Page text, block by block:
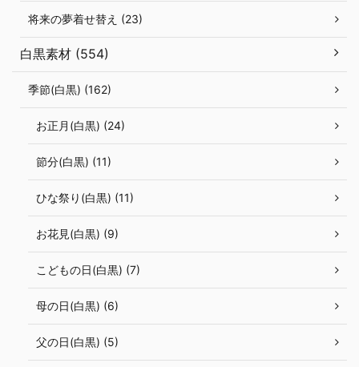
将来の夢着せ替え (23)
白黒素材 (554)
季節(白黒) (162)
お正月(白黒) (24)
節分(白黒) (11)
ひな祭り(白黒) (11)
お花見(白黒) (9)
こどもの日(白黒) (7)
母の日(白黒) (6)
父の日(白黒) (5)